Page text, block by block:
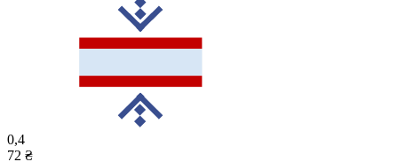
0,4
72 ₴